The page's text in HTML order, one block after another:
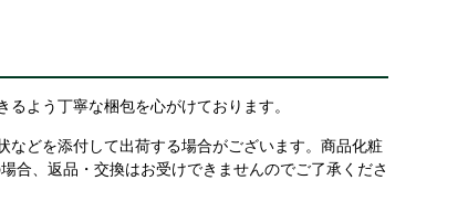
よう丁寧な梱包を心がけております。
どを添付して出荷する場合がございます。商品化粧
合、返品・交換はお受けできませんのでご了承くださ